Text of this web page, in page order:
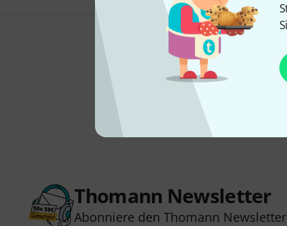
Thomann Newsletter
Abonniere den Thomann